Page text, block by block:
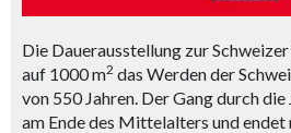
Die Dauerausstellung zur
auf 1000 m2 das Werden der
von 550 Jahren. Der Gang durch
am Ende des Mittelalters und endet